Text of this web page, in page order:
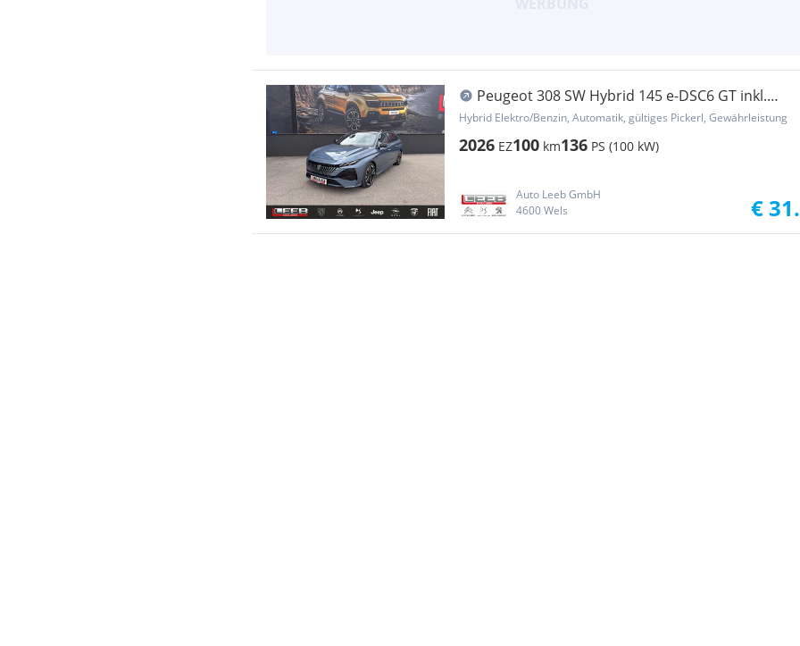
Peugeot 308 SW Hybrid 145 e-DSC6 GT inkl.
Sensation Pac...
Hybrid Elektro/Benzin, Automatik, gültiges Pickerl, Gewährleistung
2026 EZ100 km136 PS (100 kW)
Auto Leeb GmbH
4600 Wels
€